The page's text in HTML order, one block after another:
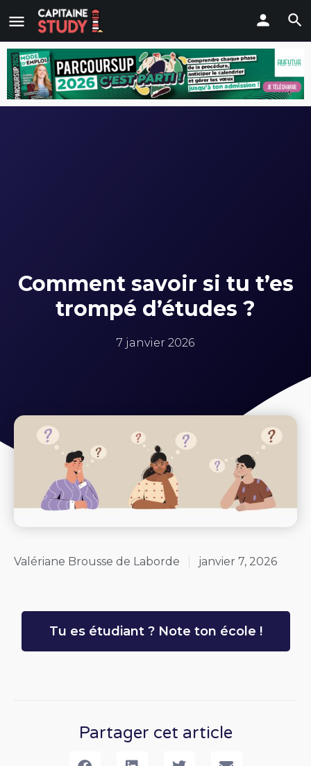
Comment savoir si tu t’es
trompé d’études ?
7 janvier 2026
Valériane Brousse de Laborde janvier 7, 2026
Tu es étudiant ? Note ton école !
Partager cet article